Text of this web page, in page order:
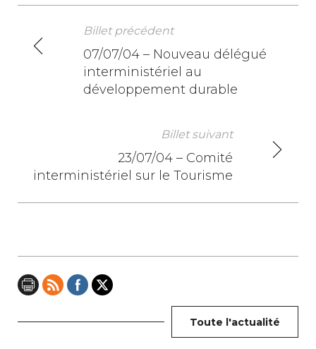
N
a
i
o
Billet précédent
07/07/04 – Nouveau délégué
interministériel au
développement durable
Billet suivant
23/07/04 – Comité
interministériel sur le Tourisme
Toute l'actualité